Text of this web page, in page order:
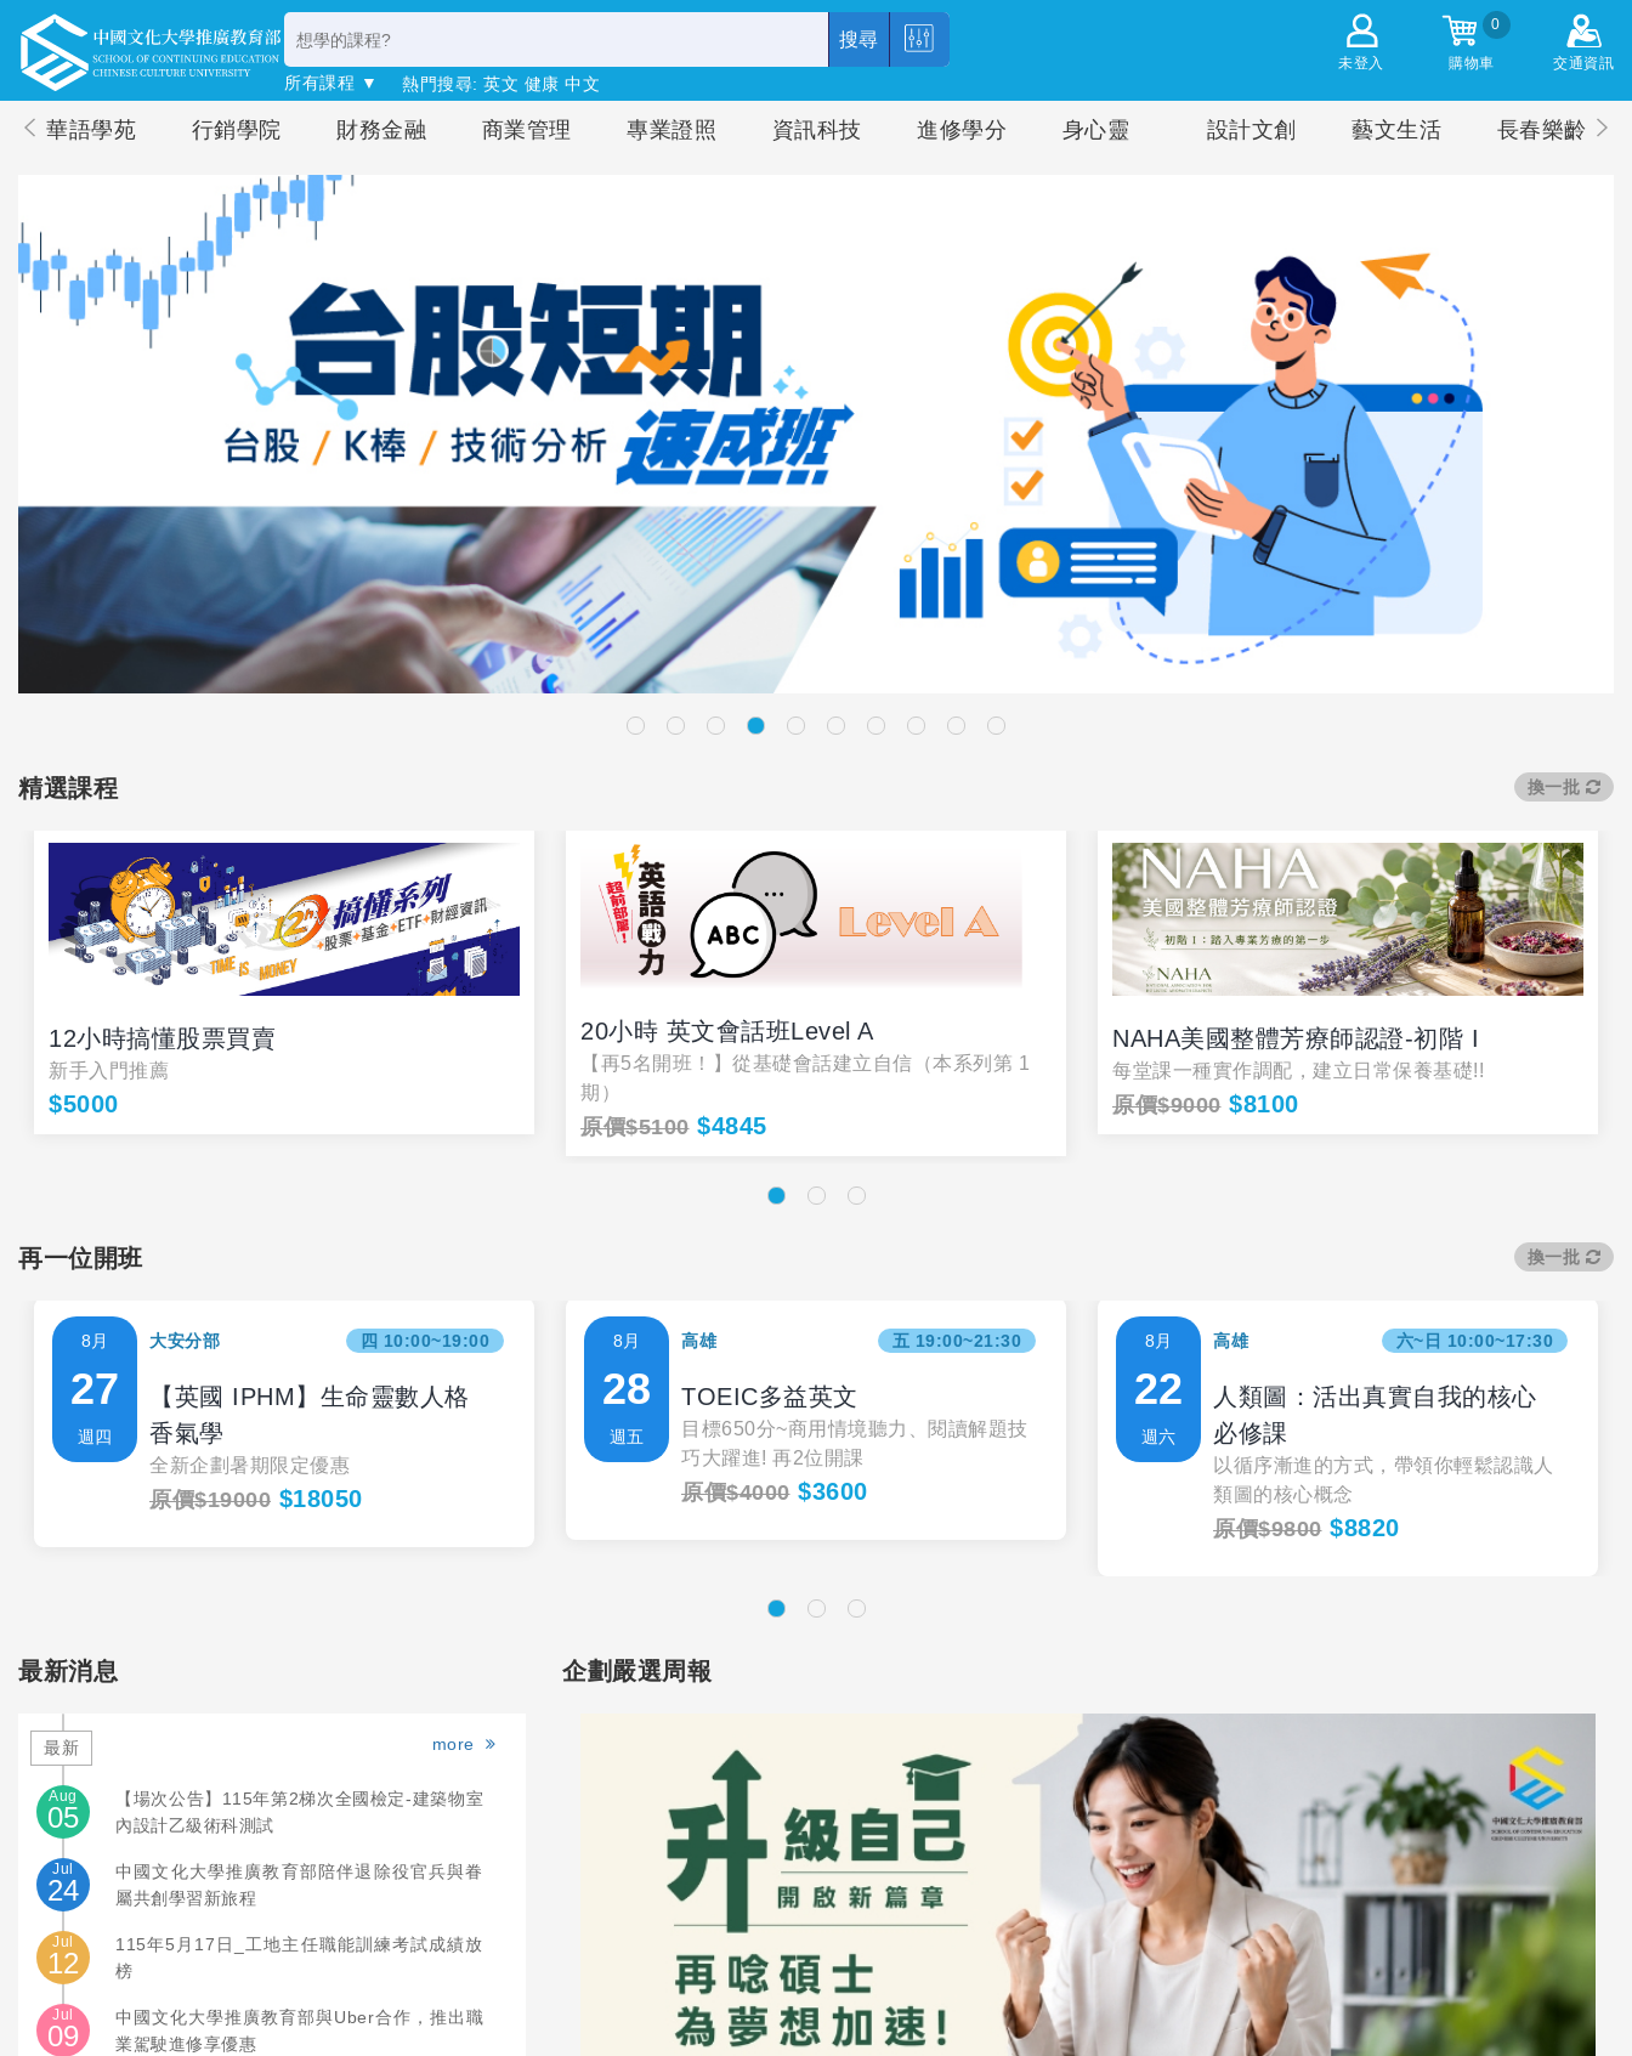
未登入
0
購物車 交通資訊
搜尋
所有課程 ▼ 熱門搜尋: 英文 健康 中文
華語學苑 行銷學院 財務金融 商業管理 專業證照 資訊科技 進修學分 身心靈 設計文創 藝文生活 長春樂齡
精選課程 換一批
12小時搞懂股票買賣
新手入門推薦
$5000
20小時 英文會話班Level A
【再5名開班！】從基礎會話建立自信（本系列第 1
期）
原價$5100$4845
NAHA美國整體芳療師認證-初階 I
每堂課一種實作調配，建立日常保養基礎!!
原價$9000$8100
再一位開班 換一批
8月
27
週四
大安分部 四 10:00~19:00
【英國 IPHM】生命靈數人格
香氣學
全新企劃暑期限定優惠
原價$19000 $18050
8月
28
週五
高雄 五 19:00~21:30
TOEIC多益英文
目標650分~商用情境聽力、閱讀解題技
巧大躍進! 再2位開課
原價$4000$3600
8月
22
週六
高雄 六~日 10:00~17:30
人類圖：活出真實自我的核心
必修課
以循序漸進的方式，帶領你輕鬆認識人
類圖的核心概念
原價$9800$8820
最新消息
more
最新
Aug
05
【場次公告】115年第2梯次全國檢定-建築物室
內設計乙級術科測試
Jul
24
中國文化大學推廣教育部陪伴退除役官兵與眷
屬共創學習新旅程
Jul
12
115年5月17日_工地主任職能訓練考試成績放
榜
Jul
09
中國文化大學推廣教育部與Uber合作，推出職
業駕駛進修享優惠
企劃嚴選周報